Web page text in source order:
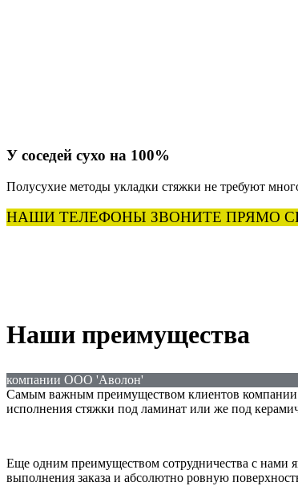
У соседей сухо на 100%
Полусухие методы укладки стяжки не требуют
НАШИ ТЕЛЕФОНЫ ЗВОНИТЕ ПРЯМО
Наши преимущества
компании OOO 'Аволон'
Самым важным преимуществом клиентов компании
исполнения стяжки под ламинат или же под
Еще одним преимуществом сотрудничества с нами
выполнения заказа и абсолютно ровную